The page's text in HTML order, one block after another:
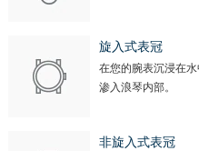
旋入式表冠
在您的腕表沉浸在
渗入浪琴内部。
非旋入式表冠